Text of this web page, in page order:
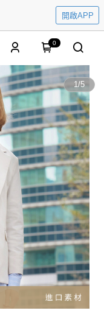
開啟APP
0
1/5